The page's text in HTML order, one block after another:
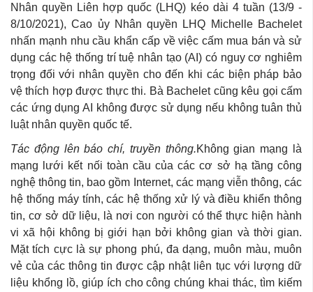
Nhân quyền Liên hợp quốc (LHQ) kéo dài 4 tuần (13/9 -
8/10/2021), Cao ủy Nhân quyền LHQ Michelle Bachelet
nhấn mạnh nhu cầu khẩn cấp về việc cấm mua bán và sử
dụng các hệ thống trí tuệ nhân tạo (AI) có nguy cơ nghiêm
trọng đối với nhân quyền cho đến khi các biện pháp bảo
vệ thích hợp được thực thi. Bà Bachelet cũng kêu gọi cấm
các ứng dụng AI không được sử dụng nếu không tuân thủ
luật nhân quyền quốc tế.
Tác động lên báo chí, truyền thông.Không gian mạng là
mạng lưới kết nối toàn cầu của các cơ sở hạ tầng công
nghệ thông tin, bao gồm Internet, các mạng viễn thông, các
hệ thống máy tính, các hệ thống xử lý và điều khiển thông
tin, cơ sở dữ liệu, là nơi con người có thể thực hiện hành
vi xã hội không bị giới hạn bởi không gian và thời gian.
Mặt tích cực là sự phong phú, đa dạng, muôn màu, muôn
vẻ của các thông tin được cập nhật liên tục với lượng dữ
liệu khổng lồ, giúp ích cho công chúng khai thác, tìm kiếm